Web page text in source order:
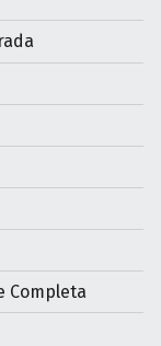
Completa